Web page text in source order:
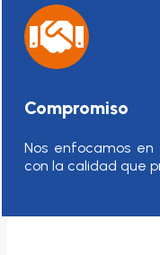
Compromiso
Nos enfocamos
con la calidad que